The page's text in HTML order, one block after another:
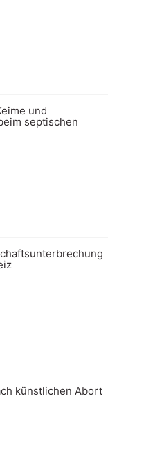
und
septischen
künstlichen Abort